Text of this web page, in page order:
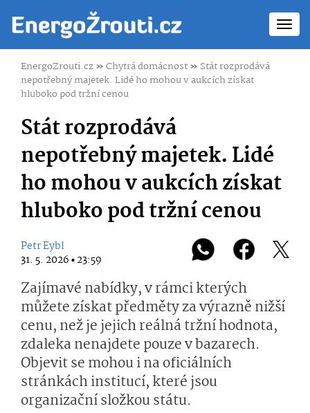
EnergoZrouti.cz»Chytrá domácnost» Stát rozprodává
nepotřebný majetek. Lidé ho mohou v aukcích získat
hluboko pod tržní cenou
Stát rozprodává
nepotřebný majetek. Lidé
ho mohou v aukcích získat
hluboko pod tržní cenou
Petr Eybl
31. 5. 2026 ▪ 23:59
Zajímavé nabídky, v rámci kterých
můžete získat předměty za výrazně nižší
cenu, než je jejich reálná tržní hodnota,
zdaleka nenajdete pouze v bazarech.
Objevit se mohou i na oficiálních
stránkách institucí, které jsou
organizační složkou státu.